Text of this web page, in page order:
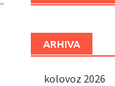
ARHIVA
kolovoz 2026